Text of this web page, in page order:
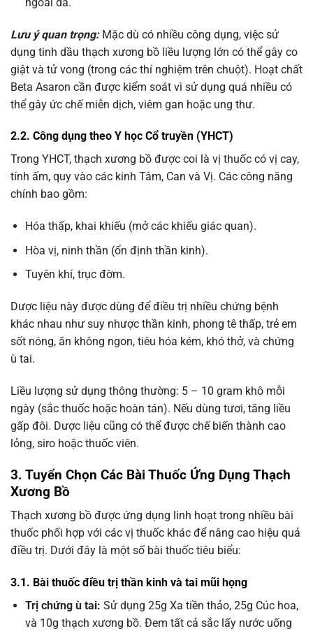
Lưu ý quan trọng:Mặc dù có nhiều công dụng, việc sử
dụng tinh dầu thạch xương bồ liều lượng lớn có thể gây co
giật và tử vong (trong các thí nghiệm trên chuột). Hoạt chất
Beta Asaron cần được kiểm soát vì sử dụng quá nhiều có
thể gây ức chế miễn dịch, viêm gan hoặc ung thư.
2.2. Công dụng theo Y học Cổ truyền (YHCT)
Trong YHCT, thạch xương bồ được coi là vị thuốc có vị cay,
tính ấm, quy vào các kinh Tâm, Can và Vị. Các công năng
chính bao gồm:
Hóa thấp, khai khiếu (mở các khiếu giác quan).
Hòa vị, ninh thần (ổn định thần kinh).
Tuyên khí, trục đờm.
Dược liệu này được dùng để điều trị nhiều chứng bệnh
khác nhau như suy nhược thần kinh, phong tê thấp, trẻ em
sốt nóng, ăn không ngon, tiêu hóa kém, khó thở, và chứng
ù tai.
Liều lượng sử dụng thông thường: 5 – 10 gram khô mỗi
ngày (sắc thuốc hoặc hoàn tán). Nếu dùng tươi, tăng liều
gấp đôi. Dược liệu cũng có thể được chế biến thành cao
lỏng, siro hoặc thuốc viên.
3. Tuyển Chọn Các Bài Thuốc Ứng Dụng Thạch
Xương Bồ
Thạch xương bồ được ứng dụng linh hoạt trong nhiều bài
thuốc phối hợp với các vị thuốc khác để nâng cao hiệu quả
điều trị. Dưới đây là một số bài thuốc tiêu biểu:
3.1. Bài thuốc điều trị thần kinh và tai mũi họng
Trị chứng ù tai: Sử dụng 25g Xa tiền thảo, 25g Cúc hoa,
và 10g thạch xương bồ. Đem tất cả sắc lấy nước uống